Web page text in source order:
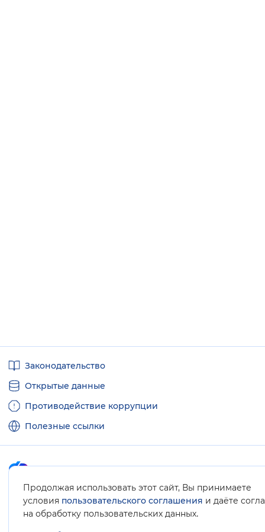
Продолжая использовать этот сайт, Вы принимаете
условия пользовательского соглашения и даёте
на обработку пользовательских данных.
ссылкиЗаконодательство
Открытые данные
Противодействие коррупции
Полезные ссылки
Карта сайта